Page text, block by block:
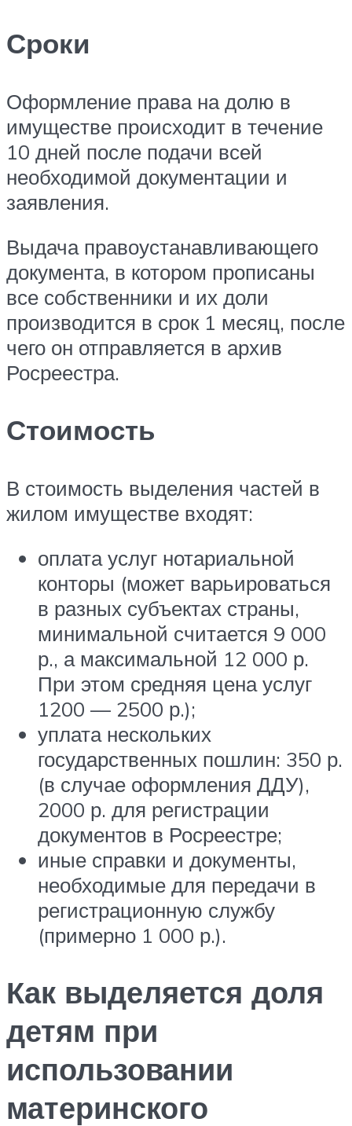
Сроки
Оформление права на долю в
имуществе происходит в течение
10 дней после подачи всей
необходимой документации и
заявления.
Выдача правоустанавливающего
документа, в котором прописаны
все собственники и их доли
производится в срок 1 месяц, после
чего он отправляется в архив
Росреестра.
Стоимость
В стоимость выделения частей в
жилом имуществе входят:
оплата услуг нотариальной
конторы (может варьироваться
в разных субъектах страны,
минимальной считается 9 000
р., а максимальной 12 000 р.
При этом средняя цена услуг
1200 — 2500 р.);
уплата нескольких
государственных пошлин: 350 р.
(в случае оформления ДДУ),
2000 р. для регистрации
документов в Росреестре;
иные справки и документы,
необходимые для передачи в
регистрационную службу
(примерно 1 000 р.).
Как выделяется доля
детям при
использовании
материнского